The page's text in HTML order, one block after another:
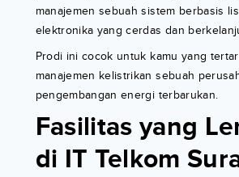
manajemen sebuah sistem berbasis
elektronika yang cerdas dan
Prodi ini cocok untuk kamu yang
manajemen kelistrikan sebuah
pengembangan energi terbarukan.
Fasilitas yang
di IT Telkom